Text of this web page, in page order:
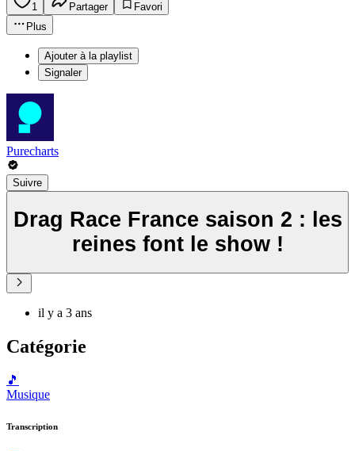
1 Partager
Favori
Plus
Ajouter à la playlist
Signaler
Purecharts
Suivre
Drag Race France saison 2 : les
reines font le show !
il y a 3 ans
Catégorie
🎵
Musique
Transcription